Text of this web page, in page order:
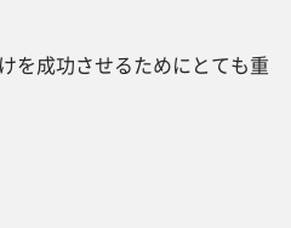
を成功させるためにとても重